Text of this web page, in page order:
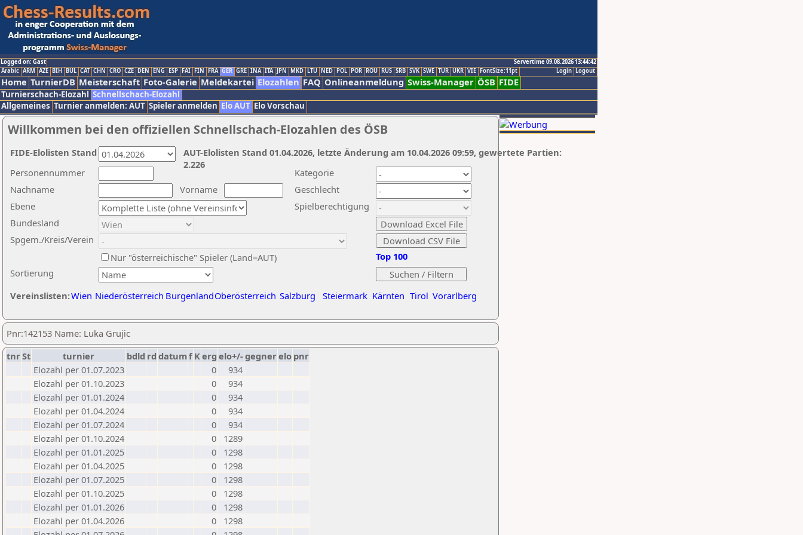
Logged on: Gast
Servertime 09.08.2026 13:44:42
Logout
Login
Arabic ARM AZE BIH BUL CAT CHN CRO CZE DEN ENG ESP FAI FIN FRA GER GRE INA ITA JPN MKD LTU NED POL POR ROU RUS SRB SVK SWE TUR UKR VIE FontSize:11pt
Home TurnierDB Meisterschaft Foto-Galerie Meldekartei Elozahlen FAQ Onlineanmeldung Swiss-Manager ÖSB FIDE
Turnierschach-Elozahl Schnellschach-Elozahl
Allgemeines Turnier anmelden: AUT Spieler anmelden Elo AUT Elo Vorschau
Willkommen bei den offiziellen Schnellschach-Elozahlen des ÖSB
Nachname
Vorname
Ebene
Kategorie
Sortierung
Personennummer
Bundesland
Spgem./Kreis/Verein
Geschlecht
Nur "österreichische" Spieler (Land=AUT)
Spielberechtigung
Vereinslisten:Wien Niederösterreich BurgenlandOberösterreich Salzburg Steiermark Kärnten Tirol Vorarlberg
Top 100
AUT-Elolisten Stand 01.04.2026, letzte Änderung am 10.04.2026 09:59, gewertete Partien:
2.226
FIDE-Elolisten Stand
Pnr:142153 Name: Luka Grujic
tnrSt turnier bdld rd datumf Kerg elo+/-gegnerelo pnr
Elozahl per 01.07.2023
0
934
Elozahl per 01.10.2023
0
934
Elozahl per 01.01.2024
0
934
Elozahl per 01.04.2024
0
934
Elozahl per 01.07.2024
0
934
Elozahl per 01.10.2024
0
1289
Elozahl per 01.01.2025
0
1298
Elozahl per 01.04.2025
0
1298
Elozahl per 01.07.2025
0
1298
Elozahl per 01.10.2025
0
1298
Elozahl per 01.01.2026
0
1298
Elozahl per 01.04.2026
0
1298